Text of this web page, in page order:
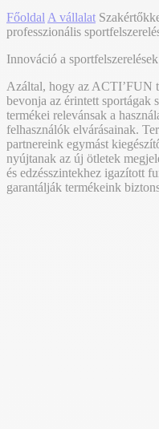
Főoldal A vállalat
professzionális
Innováció a
Azáltal, hogy az ACTI’FUN
bevonja az érintett sportágak
termékei relevánsak a
felhasználók elvárásainak.
partnereink egymást
nyújtanak az új ötletek
és edzésszintekhez igazított
garantálják termékeink